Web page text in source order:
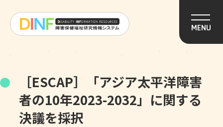
MENU
［ESCAP］「アジア太平洋障害
者の10年2023-2032」に関する
決議を採択